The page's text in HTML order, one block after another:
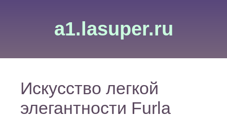
a1.lasuper.ru
Искусство легкой
элегантности Furla